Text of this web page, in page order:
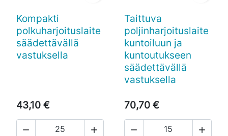
Kompakti
polkuharjoituslaite
säädettävällä
vastuksella
43,10 €
 
Taittuva
poljinharjoituslaite
kuntoiluun ja
kuntoutukseen
säädettävällä
vastuksella
70,70 €
 